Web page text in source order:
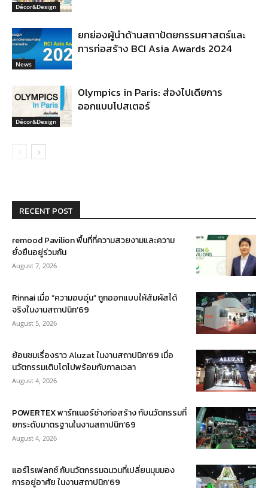
Décor&Design
News
ยกย่องผู้นำด้านสถาปัตยกรรมศาสตร์และ
การก่อสร้าง BCI Asia Awards 2024
Décor&Design
Olympics in Paris: ส่องไปเดียการ
ออกแบบโปสเตอร์
RECENT POST
remood Pavilion พื้นที่ที่ความสวยงามและความ
ยั่งยืนอยู่ร่วมกัน
August 7, 2026
Rinnai เมื่อ “ความอบอุ่น” ถูกออกแบบให้สัมผัสได้
จริงในงานสถาปนิก’69
August 5, 2026
ย้อนชมเรื่องราว Aluzat ในงานสถาปนิก’69 เมื่อ
นวัตกรรมเติบโตไปพร้อมกับกาลเวลา
August 4, 2026
POWERTEX พาร์ทเนอร์ช่างก่อสร้าง กับนวัตกรรมที่
ยกระดับมาตรฐานในงานสถาปนิก’69
August 4, 2026
แอร์โรเฟลกซ์ กับนวัตกรรมฉนวนที่เปลี่ยนมุมมอง
การอยู่อาศัย ในงานสถาปนิก’69